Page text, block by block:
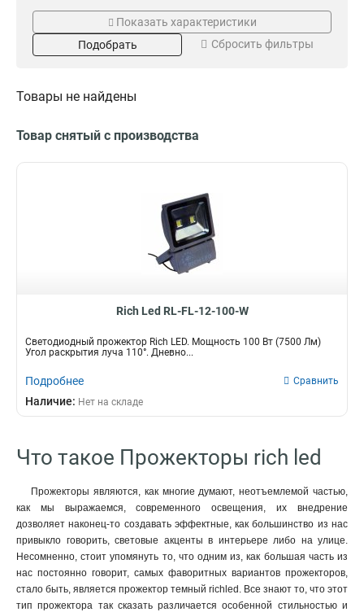
30 Вт 0
1
4000k 0
5000K 0
6500K 0
От сети 220В
Показать характеристики
Подобрать
Сбросить фильтры
Товары не найдены
Товар снятый с производства
Rich Led RL-FL-12-100-W
Светодиодный прожектор Rich LED. Мощность 100 Вт (7500 Лм)
Угол раскрытия луча 110°. Дневно...
Подробнее Сравнить
Наличие: Нет на складе
Что такое Прожекторы rich led
Прожекторы являются, как многие думают, неотъемлемой частью,
как мы выражаемся, современного освещения, их внедрение
дозволяет наконец-то создавать эффектные, как большинство из нас
привыкло говорить, световые акценты в интерьере либо на улице.
Несомненно, стоит упомянуть то, что одним из, как большая часть из
нас постоянно говорит, самых фаворитных вариантов прожекторов,
стало быть, является прожектор темный richled. Все знают то, что этот
тип прожектора так сказать различается особенной стильностью и